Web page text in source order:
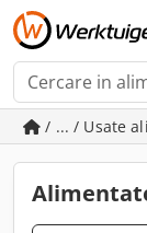
/ ... / Usate